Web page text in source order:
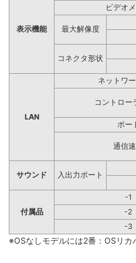
表示機能
ビデオ
最大解像度
コネクタ形状
LAN
ネットワ
コントロー
ポー
通信
サウンド 入出力ポート
付属品
-1
-2
-3
※OSなしモデルには2番：OSリカ